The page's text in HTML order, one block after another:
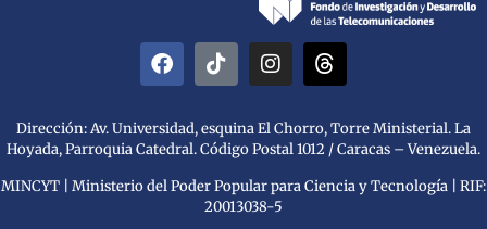
Dirección: Av. Universidad, esquina El Chorro, Torre Ministerial. La
Hoyada, Parroquia Catedral. Código Postal 1012 / Caracas – Venezuela.
MINCYT | Ministerio del Poder Popular para Ciencia y Tecnología | RIF:
20013038-5